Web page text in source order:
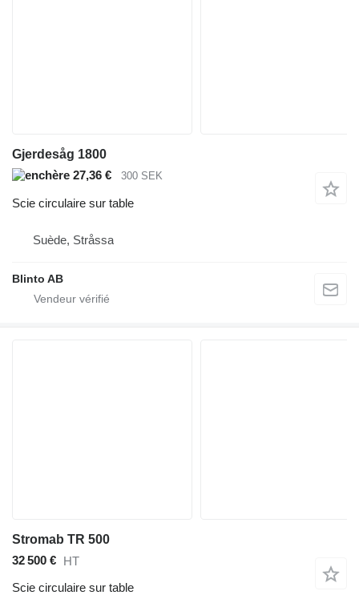
Gjerdesåg 1800
27,36 €
300 SEK
Scie circulaire sur table
Suède, Stråssa
Blinto AB
Stromab TR 500
32 500 €
HT
Scie circulaire sur table